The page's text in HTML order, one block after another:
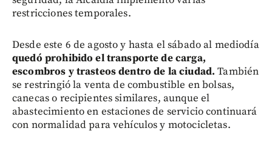
restricciones temporales.
Desde este 6 de agosto y hasta el sábado al mediodía
quedó prohibido el transporte de carga,
escombros y trasteos dentro de la ciudad. También
se restringió la venta de combustible en bolsas,
canecas o recipientes similares, aunque el
abastecimiento en estaciones de servicio continuará
con normalidad para vehículos y motocicletas.